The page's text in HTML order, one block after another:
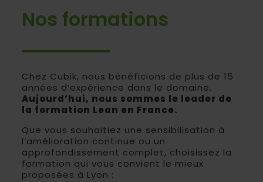
Nos formations
Chez Cubik, nous bénéficions de plus de 15
années d’expérience dans le domaine.
Aujourd’hui, nous sommes le leader de
la formation Lean en France.
Que vous souhaitiez une sensibilisation à
l’amélioration continue ou un
approfondissement complet, choisissez la
formation qui vous convient le mieux
proposées à Lyon :